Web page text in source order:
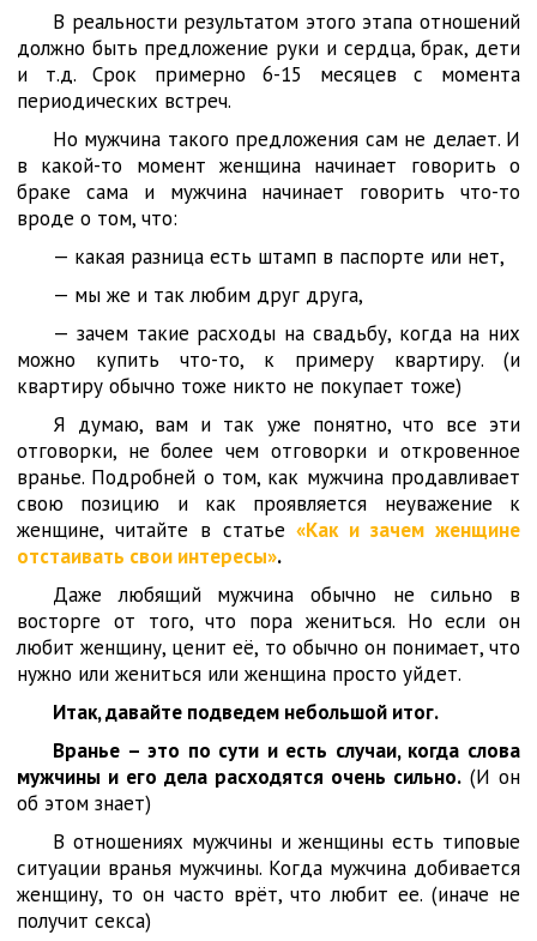
В реальности результатом этого этапа отношений
должно быть предложение руки и сердца, брак, дети
и т.д. Срок примерно 6-15 месяцев с момента
периодических встреч.
Но мужчина такого предложения сам не делает. И
в какой-то момент женщина начинает говорить о
браке сама и мужчина начинает говорить что-то
вроде о том, что:
— какая разница есть штамп в паспорте или нет,
— мы же и так любим друг друга,
— зачем такие расходы на свадьбу, когда на них
можно купить что-то, к примеру квартиру. (и
квартиру обычно тоже никто не покупает тоже)
Я думаю, вам и так уже понятно, что все эти
отговорки, не более чем отговорки и откровенное
вранье. Подробней о том, как мужчина продавливает
свою позицию и как проявляется неуважение к
женщине, читайте в статье«Как и зачем женщине
отстаивать свои интересы».
Даже любящий мужчина обычно не сильно в
восторге от того, что пора жениться. Но если он
любит женщину, ценит её, то обычно он понимает, что
нужно или жениться или женщина просто уйдет.
Итак, давайте подведем небольшой итог.
Вранье – это по сути и есть случаи, когда слова
мужчины и его дела расходятся очень сильно. (И он
об этом знает)
В отношениях мужчины и женщины есть типовые
ситуации вранья мужчины. Когда мужчина добивается
женщину, то он часто врёт, что любит ее. (иначе не
получит секса)